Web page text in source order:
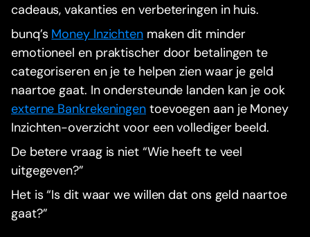
cadeaus, vakanties en verbeteringen in huis.
bunq’s Money Inzichten maken dit minder
emotioneel en praktischer door betalingen te
categoriseren en je te helpen zien waar je geld
naartoe gaat. In ondersteunde landen kan je ook
externe Bankrekeningen toevoegen aan je Money
Inzichten-overzicht voor een vollediger beeld.
De betere vraag is niet “Wie heeft te veel
uitgegeven?”
Het is “Is dit waar we willen dat ons geld naartoe
gaat?”